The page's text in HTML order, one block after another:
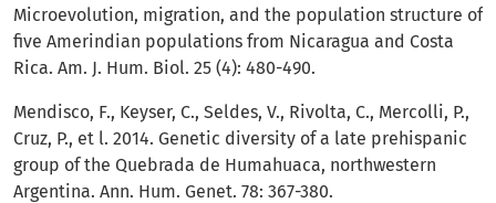
Microevolution, migration, and the population structure of
five Amerindian populations from Nicaragua and Costa
Rica. Am. J. Hum. Biol. 25 (4): 480-490.
Mendisco, F., Keyser, C., Seldes, V., Rivolta, C., Mercolli, P.,
Cruz, P., et l. 2014. Genetic diversity of a late prehispanic
group of the Quebrada de Humahuaca, northwestern
Argentina. Ann. Hum. Genet. 78: 367-380.